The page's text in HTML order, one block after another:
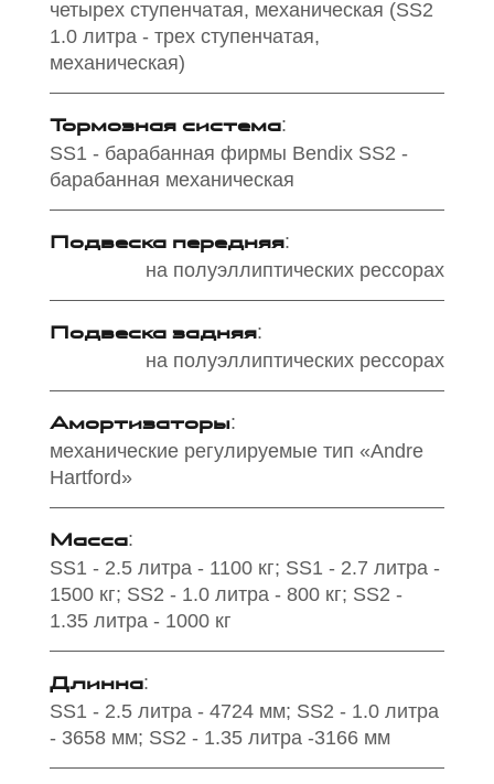
четырех ступенчатая, механическая (SS2
1.0 литра - трех ступенчатая,
механическая)
Тормозная система:
SS1 - барабанная фирмы Bendix SS2 -
барабанная механическая
Подвеска передняя:
на полуэллиптических рессорах
Подвеска задняя:
на полуэллиптических рессорах
Амортизаторы:
механические регулируемые тип «Andre
Hartford»
Масса:
SS1 - 2.5 литра - 1100 кг; SS1 - 2.7 литра -
1500 кг; SS2 - 1.0 литра - 800 кг; SS2 -
1.35 литра - 1000 кг
Длинна:
SS1 - 2.5 литра - 4724 мм; SS2 - 1.0 литра
- 3658 мм; SS2 - 1.35 литра -3166 мм